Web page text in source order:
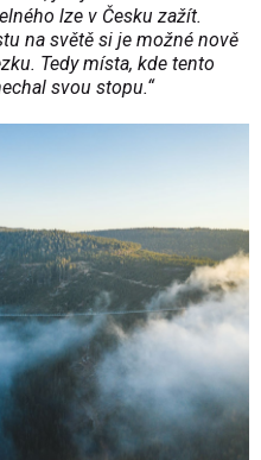
lze v Česku zažít.
na světě si je možné nově
Tedy místa, kde tento
svou stopu.“